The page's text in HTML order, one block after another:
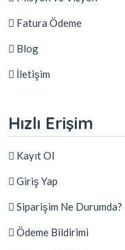
Fatura Ödeme
Blog
İletişim
Hızlı Erişim
Kayıt Ol
Giriş Yap
Siparişim Ne Durumda?
Ödeme Bildirimi